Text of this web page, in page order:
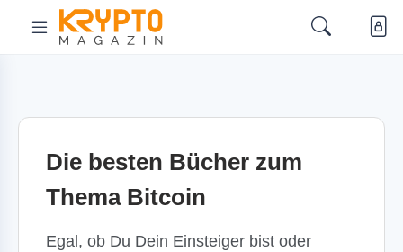
Die besten Bücher zum
Thema Bitcoin
Egal, ob Du Dein Einsteiger bist oder